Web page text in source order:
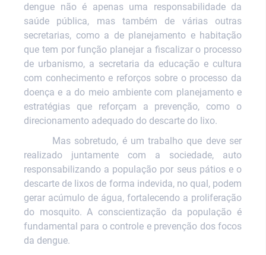
dengue não é apenas uma responsabilidade da
saúde pública, mas também de várias outras
secretarias, como a de planejamento e habitação
que tem por função planejar a fiscalizar o processo
de urbanismo, a secretaria da educação e cultura
com conhecimento e reforços sobre o processo da
doença e a do meio ambiente com planejamento e
estratégias que reforçam a prevenção, como o
direcionamento adequado do descarte do lixo.
Mas sobretudo, é um trabalho que deve ser
realizado juntamente com a sociedade, auto
responsabilizando a população por seus pátios e o
descarte de lixos de forma indevida, no qual, podem
gerar acúmulo de água, fortalecendo a proliferação
do mosquito. A conscientização da população é
fundamental para o controle e prevenção dos focos
da dengue.